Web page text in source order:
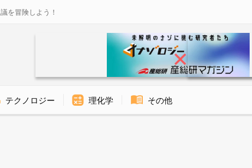
を冒険しよう！
テクノロジー 理化学 その他